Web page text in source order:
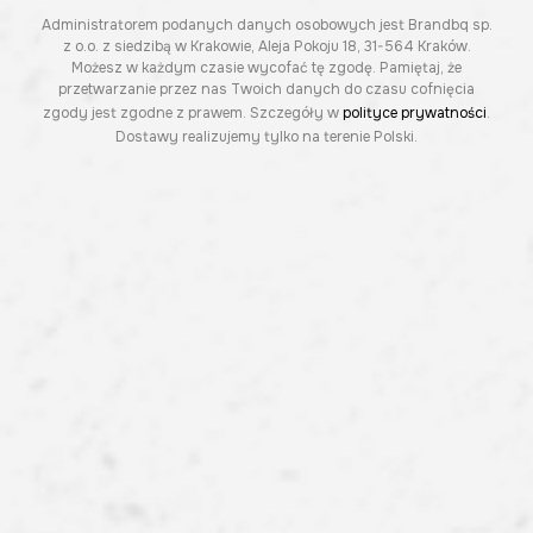
Administratorem podanych danych osobowych jest Brandbq sp.
z o.o. z siedzibą w Krakowie, Aleja Pokoju 18, 31-564 Kraków.
Możesz w każdym czasie wycofać tę zgodę. Pamiętaj, że
przetwarzanie przez nas Twoich danych do czasu cofnięcia
zgody jest zgodne z prawem. Szczegóły wpolityce prywatności.
Dostawy realizujemy tylko na terenie Polski.